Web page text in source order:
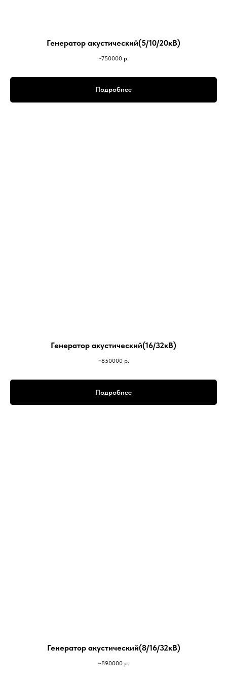
Генератор акустический(5/10/20кВ)
~750000 р.
Подробнее
Генератор акустический(16/32кВ)
~850000 р.
Подробнее
Генератор акустический(8/16/32кВ)
~890000 р.